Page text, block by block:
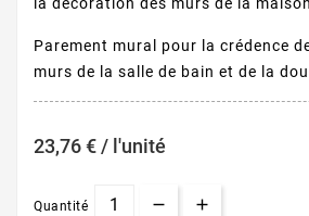
la décoration des murs de la
Parement mural pour la crédence
murs de la salle de bain et de la
23,76 € / l'unité
Quantité